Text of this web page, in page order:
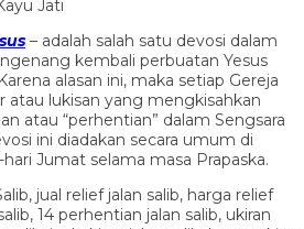
Jati
– adalah salah satu devosi dalam
kembali perbuatan Yesus
alasan ini, maka setiap Gereja
atau lukisan yang mengkisahkan
atau “perhentian” dalam Sengsara
ini diadakan secara umum di
Jumat selama masa Prapaska.